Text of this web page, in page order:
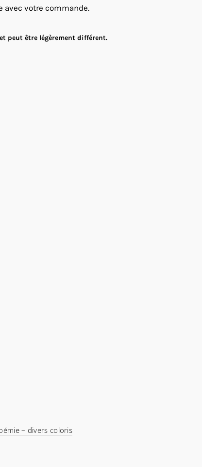
avec votre commande.
peut être légèrement différent.
– divers coloris